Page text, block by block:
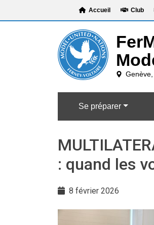
Accueil Club
Se préparer
: quand les
8 février 2026